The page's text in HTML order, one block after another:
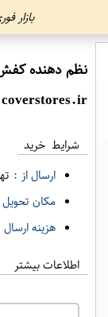
بازار
نظم دهنده کفش
coverstores.ir
شرایط خرید
ارسال از :
مکان
هزینه
اطلاعات بیشتر